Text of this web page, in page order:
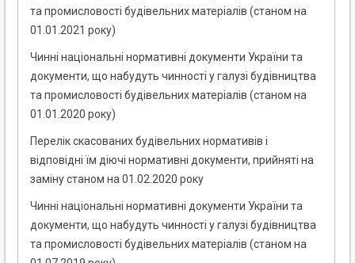
та промисловості будівельних матеріалів (станом на
01.01.2021 року)
Чинні національні нормативні документи України та
документи, що набудуть чинності у галузі будівництва
та промисловості будівельних матеріалів (станом на
01.01.2020 року)
Перелік скасованих будівельних нормативів і
відповідні їм діючі нормативні документи, прийняті на
заміну станом на 01.02.2020 року
Чинні національні нормативні документи України та
документи, що набудуть чинності у галузі будівництва
та промисловості будівельних матеріалів (станом на